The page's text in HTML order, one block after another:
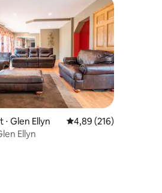
de 215 commentaires : 4,93 sur 5
Glen Ellyn Évaluation moyenne
4,89 (216)
Ellyn